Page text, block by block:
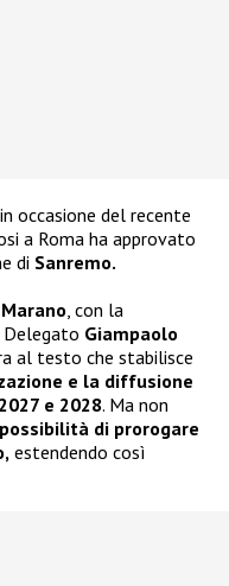
occasione del recente
a Roma ha approvato
di Sanremo.
, con la
Delegato Giampaolo
al testo che stabilisce
e la diffusione
e 2028. Ma non
di prorogare
estendendo così